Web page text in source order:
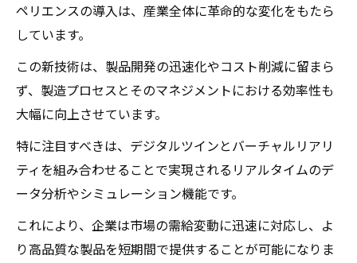
ペリエンスの導入は、産業全体に革命的な変化をもたら
しています。
この新技術は、製品開発の迅速化やコスト削減に留まら
ず、製造プロセスとそのマネジメントにおける効率性も
大幅に向上させています。
特に注目すべきは、デジタルツインとバーチャルリアリ
ティを組み合わせることで実現されるリアルタイムのデ
ータ分析やシミュレーション機能です。
これにより、企業は市場の需給変動に迅速に対応し、よ
り高品質な製品を短期間で提供することが可能になりま